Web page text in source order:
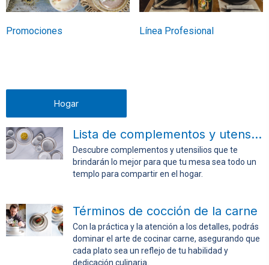
Promociones Línea Profesional
Hogar
Lista de complementos y utensilios para la mesa
Descubre complementos y utensilios que te
brindarán lo mejor para que tu mesa sea todo un
templo para compartir en el hogar.
Términos de cocción de la carne
Con la práctica y la atención a los detalles, podrás
dominar el arte de cocinar carne, asegurando que
cada plato sea un reflejo de tu habilidad y
dedicación culinaria.